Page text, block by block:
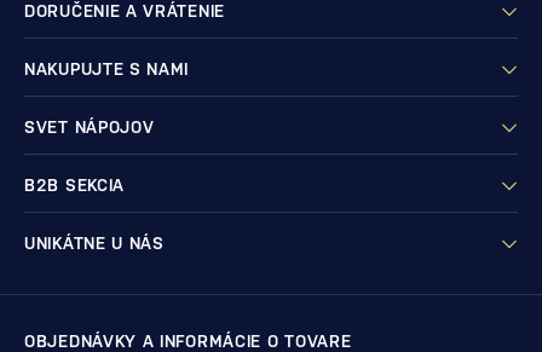
DORUČENIE A VRÁTENIE
NAKUPUJTE S NAMI
SVET NÁPOJOV
B2B SEKCIA
UNIKÁTNE U NÁS
OBJEDNÁVKY A INFORMÁCIE O TOVARE